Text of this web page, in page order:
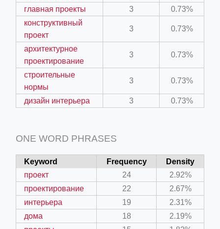
главная проекты
3
0.73%
конструктивный
проект
3 0.73%
архитектурное
проектирование
3 0.73%
строительные
нормы
3 0.73%
дизайн интерьера 3 0.73%
ONE WORD PHRASES
Keyword Frequency
Density
проект
24
2.92%
проектирование
22
2.67%
интерьера
19
2.31%
дома
18
2.19%